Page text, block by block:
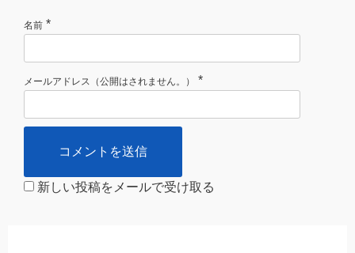
名前 *
メールアドレス（公開はされません。） *
新しい投稿をメールで受け取る